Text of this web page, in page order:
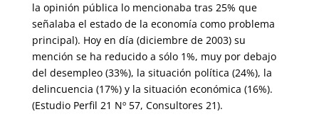
la opinión pública lo mencionaba tras 25% que
señalaba el estado de la economía como problema
princi­pal). Hoy en día (diciembre de 2003) su
mención se ha reducido a sólo 1%, muy por debajo
del desempleo (33%), la situación política (24%), la
delincuencia (17%) y la situación económica (16%).
(Estudio Perfil 21 Nº 57, Consultores 21).